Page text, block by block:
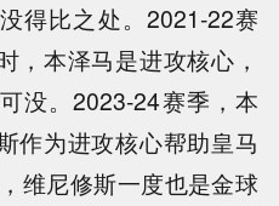
得比之处。2021-22赛
，本泽马是进攻核心，
没。2023-24赛季，本
作为进攻核心帮助皇马
维尼修斯一度也是金球